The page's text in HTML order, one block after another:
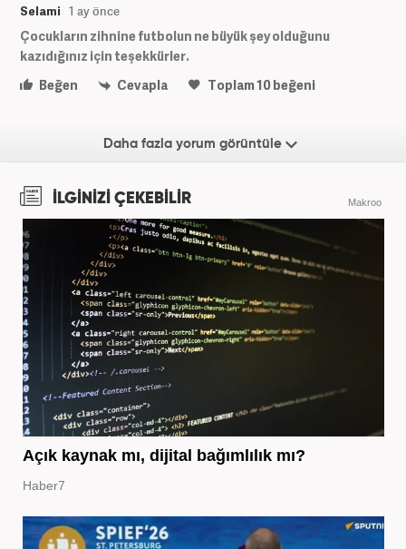
Selami 1 ay önce
Çocukların zihnine futbolun ne büyük şey olduğunu
kazıdığınız için teşekkürler.
Beğen
Cevapla Toplam10beğeni
Daha fazla yorum görüntüle
İLGİNİZİ ÇEKEBİLİR Makroo
Açık kaynak mı, dijital bağımlılık mı?
Haber7